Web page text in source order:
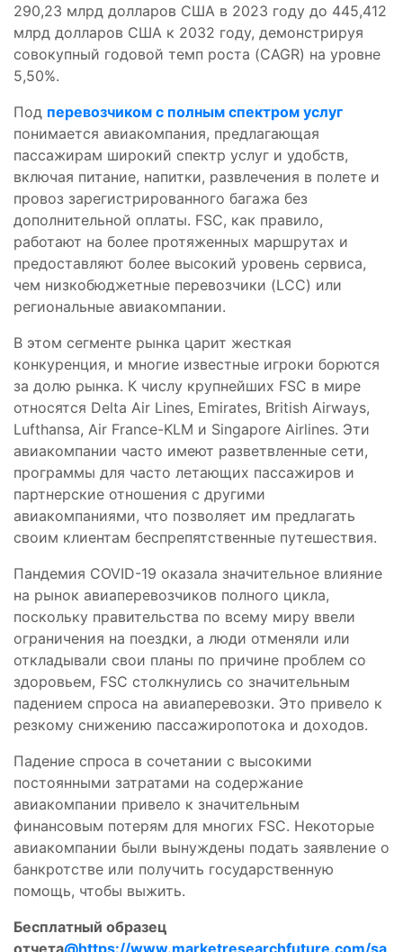
290,23 млрд долларов США в 2023 году до 445,412
млрд долларов США к 2032 году, демонстрируя
совокупный годовой темп роста (CAGR) на уровне
5,50%.
Под перевозчиком с полным спектром услуг
понимается авиакомпания, предлагающая
пассажирам широкий спектр услуг и удобств,
включая питание, напитки, развлечения в полете и
провоз зарегистрированного багажа без
дополнительной оплаты. FSC, как правило,
работают на более протяженных маршрутах и
предоставляют более высокий уровень сервиса,
чем низкобюджетные перевозчики (LCC) или
региональные авиакомпании.
В этом сегменте рынка царит жесткая
конкуренция, и многие известные игроки борются
за долю рынка. К числу крупнейших FSC в мире
относятся Delta Air Lines, Emirates, British Airways,
Lufthansa, Air France-KLM и Singapore Airlines. Эти
авиакомпании часто имеют разветвленные сети,
программы для часто летающих пассажиров и
партнерские отношения с другими
авиакомпаниями, что позволяет им предлагать
своим клиентам беспрепятственные путешествия.
Пандемия COVID-19 оказала значительное влияние
на рынок авиаперевозчиков полного цикла,
поскольку правительства по всему миру ввели
ограничения на поездки, а люди отменяли или
откладывали свои планы по причине проблем со
здоровьем, FSC столкнулись со значительным
падением спроса на авиаперевозки. Это привело к
резкому снижению пассажиропотока и доходов.
Падение спроса в сочетании с высокими
постоянными затратами на содержание
авиакомпании привело к значительным
финансовым потерям для многих FSC. Некоторые
авиакомпании были вынуждены подать заявление о
банкротстве или получить государственную
помощь, чтобы выжить.
Бесплатный образец
отчета@https://www.marketresearchfuture.com/sa